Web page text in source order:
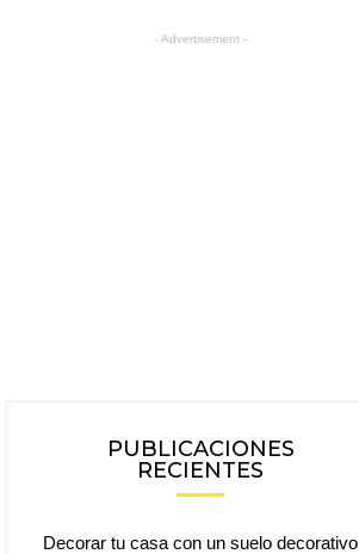
- Advertisement -
PUBLICACIONES
RECIENTES
Decorar tu casa con un suelo decorativo